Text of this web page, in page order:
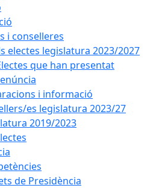
i conselleres
electes legislatura 2023/2027
que han presentat
i informació
es legislatura 2023/27
2019/2023
de Presidència